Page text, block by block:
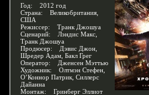
Год: 2012 год
Страна: Великобритания,
США
Режиссер: Транк Джошуа
Сценарий: Лэндис Макс,
Транк Джошуа
Продюсер: Дэвис Джон,
Шредер Адам, Бакл Грег
Оператор: Дженсен Мэттью
Художник: Олтмэн Стефен,
О’Коннор Патрик, Силлерс
Дайанна
Монтаж: Гринберг Эллиот